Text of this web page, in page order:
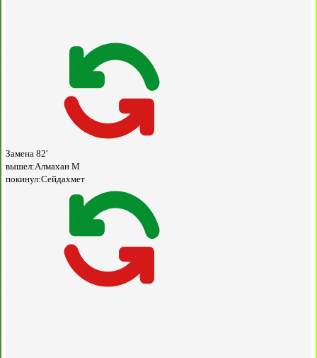
Замена 82'
вышел:Алмахан М
покинул:Сейдахмет